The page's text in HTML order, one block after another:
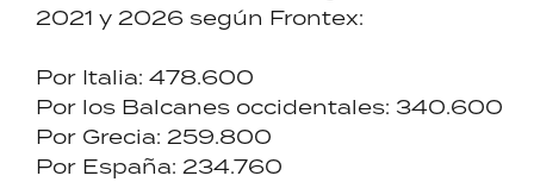
2021 y 2026 según Frontex:
Por Italia: 478.600
Por los Balcanes occidentales: 340.600
Por Grecia: 259.800
Por España: 234.760